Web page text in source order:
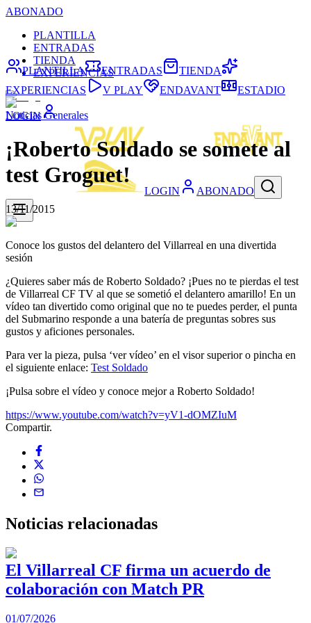
ABONADO
PLANTILLA
ENTRADAS
TIENDA
EXPERIENCIAS
LOGIN
LOGIN ABONADO
PLANTILLA ENTRADAS
TIENDA
EXPERIENCIAS
V PLAY ENDAVANT ESTADIO
Noticias Generales
¡Roberto Soldado se somete al
test Groguet!
13/11/2015
Conoce los gustos del delantero del Villarreal en una divertida
sesión
¿Quieres saber más de Roberto Soldado? ¡Pues no te pierdas el test
de Villarreal CF TV al que se sometió el delantero amarillo! En un
vídeo tan divertido como original que no te puedes perder, el punta
del Submarino responde a una batería de preguntas sobres sus
gustos y aficiones personales.
Para ver la pieza, pulsa ‘ver vídeo’ en el visor superior o pincha en
el siguiente enlace: Test Soldado
¡Pulsa sobre el vídeo y conoce mejor a Roberto Soldado!
https://www.youtube.com/watch?v=yV1-dOMZIuM
Compartir.
Noticias relacionadas
El Villarreal CF firma un acuerdo de
colaboración con Match PR
01/07/2026